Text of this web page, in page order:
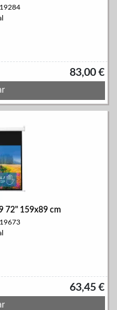
83,00 €
72" 159x89 cm
63,45 €